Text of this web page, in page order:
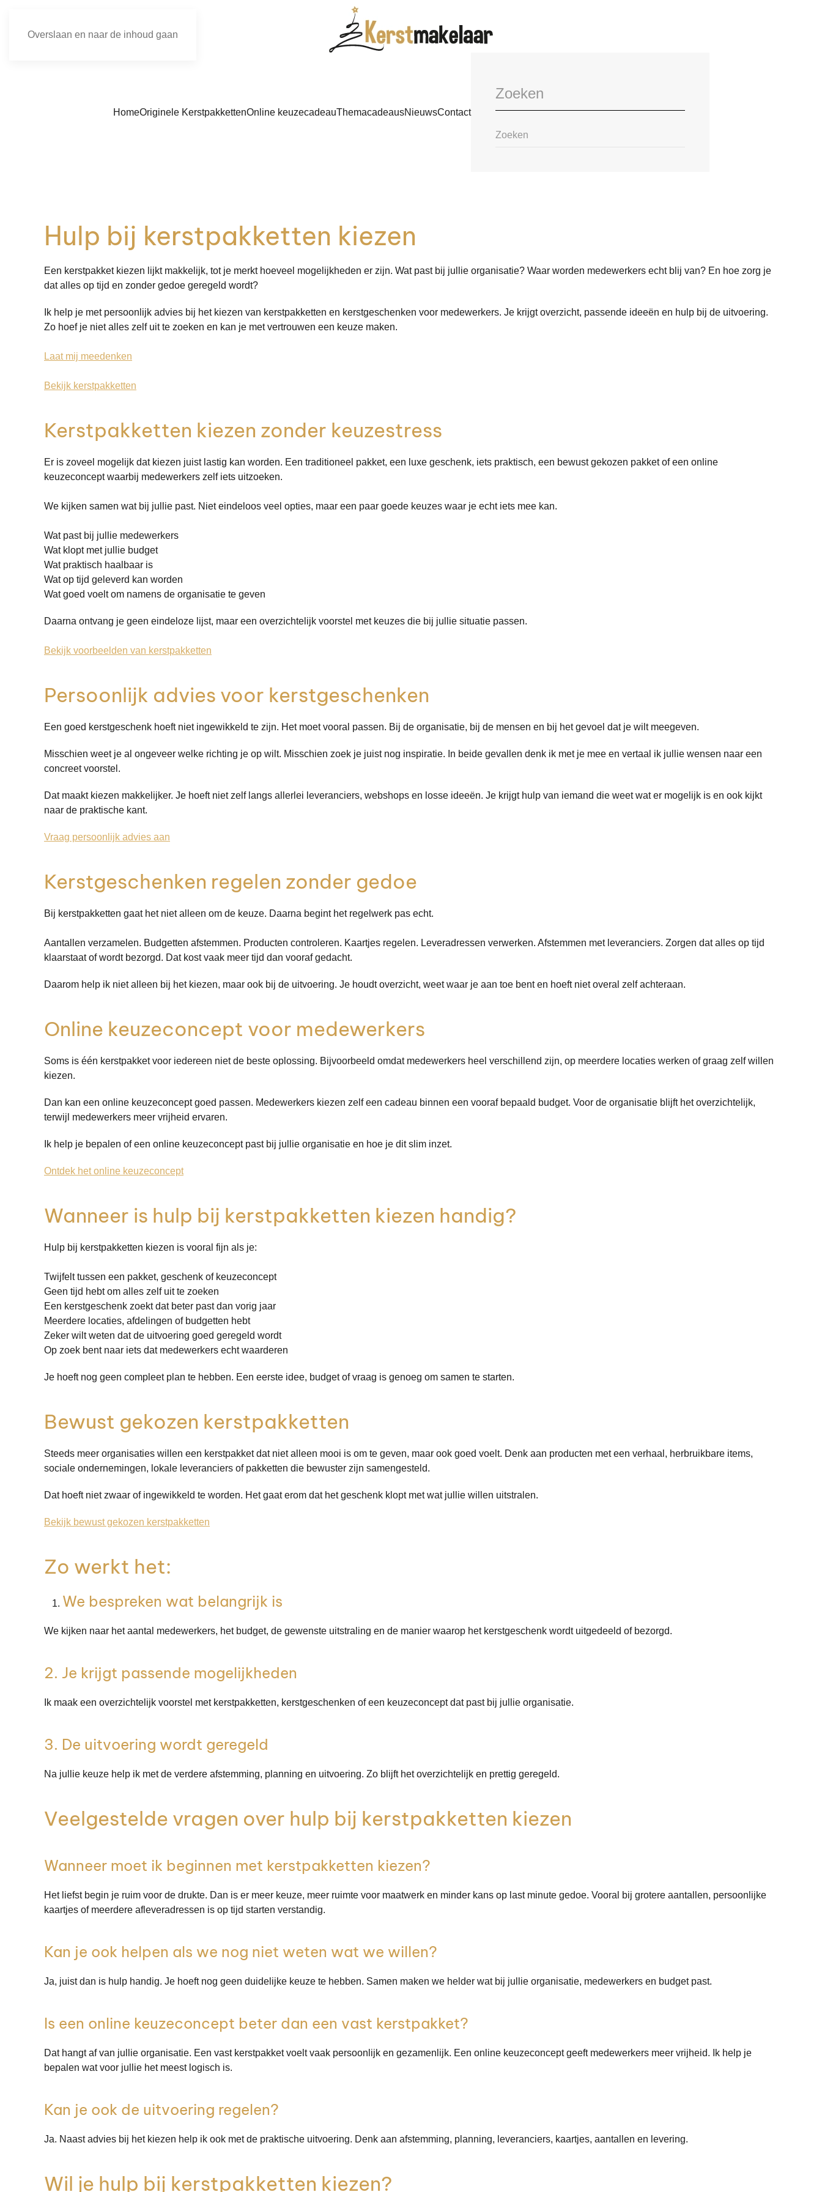
Overslaan en naar de inhoud gaan
HomeOriginele KerstpakkettenOnline keuzecadeauThemacadeausNieuwsContact
Hulp bij kerstpakketten kiezen
Een kerstpakket kiezen lijkt makkelijk, tot je merkt hoeveel mogelijkheden er zijn. Wat past bij jullie organisatie? Waar worden medewerkers echt blij van? En hoe zorg je
dat alles op tijd en zonder gedoe geregeld wordt?
Ik help je met persoonlijk advies bij het kiezen van kerstpakketten en kerstgeschenken voor medewerkers. Je krijgt overzicht, passende ideeën en hulp bij de uitvoering.
Zo hoef je niet alles zelf uit te zoeken en kan je met vertrouwen een keuze maken.
Laat mij meedenken
Bekijk kerstpakketten
Kerstpakketten kiezen zonder keuzestress
Er is zoveel mogelijk dat kiezen juist lastig kan worden. Een traditioneel pakket, een luxe geschenk, iets praktisch, een bewust gekozen pakket of een online
keuzeconcept waarbij medewerkers zelf iets uitzoeken.
We kijken samen wat bij jullie past. Niet eindeloos veel opties, maar een paar goede keuzes waar je echt iets mee kan.
Wat past bij jullie medewerkers
Wat klopt met jullie budget
Wat praktisch haalbaar is
Wat op tijd geleverd kan worden
Wat goed voelt om namens de organisatie te geven
Daarna ontvang je geen eindeloze lijst, maar een overzichtelijk voorstel met keuzes die bij jullie situatie passen.
Bekijk voorbeelden van kerstpakketten
Persoonlijk advies voor kerstgeschenken
Een goed kerstgeschenk hoeft niet ingewikkeld te zijn. Het moet vooral passen. Bij de organisatie, bij de mensen en bij het gevoel dat je wilt meegeven.
Misschien weet je al ongeveer welke richting je op wilt. Misschien zoek je juist nog inspiratie. In beide gevallen denk ik met je mee en vertaal ik jullie wensen naar een
concreet voorstel.
Dat maakt kiezen makkelijker. Je hoeft niet zelf langs allerlei leveranciers, webshops en losse ideeën. Je krijgt hulp van iemand die weet wat er mogelijk is en ook kijkt
naar de praktische kant.
Vraag persoonlijk advies aan
Kerstgeschenken regelen zonder gedoe
Bij kerstpakketten gaat het niet alleen om de keuze. Daarna begint het regelwerk pas echt.
Aantallen verzamelen. Budgetten afstemmen. Producten controleren. Kaartjes regelen. Leveradressen verwerken. Afstemmen met leveranciers. Zorgen dat alles op tijd
klaarstaat of wordt bezorgd. Dat kost vaak meer tijd dan vooraf gedacht.
Daarom help ik niet alleen bij het kiezen, maar ook bij de uitvoering. Je houdt overzicht, weet waar je aan toe bent en hoeft niet overal zelf achteraan.
Online keuzeconcept voor medewerkers
Soms is één kerstpakket voor iedereen niet de beste oplossing. Bijvoorbeeld omdat medewerkers heel verschillend zijn, op meerdere locaties werken of graag zelf willen
kiezen.
Dan kan een online keuzeconcept goed passen. Medewerkers kiezen zelf een cadeau binnen een vooraf bepaald budget. Voor de organisatie blijft het overzichtelijk,
terwijl medewerkers meer vrijheid ervaren.
Ik help je bepalen of een online keuzeconcept past bij jullie organisatie en hoe je dit slim inzet.
Ontdek het online keuzeconcept
Wanneer is hulp bij kerstpakketten kiezen handig?
Hulp bij kerstpakketten kiezen is vooral fijn als je:
Twijfelt tussen een pakket, geschenk of keuzeconcept
Geen tijd hebt om alles zelf uit te zoeken
Een kerstgeschenk zoekt dat beter past dan vorig jaar
Meerdere locaties, afdelingen of budgetten hebt
Zeker wilt weten dat de uitvoering goed geregeld wordt
Op zoek bent naar iets dat medewerkers echt waarderen
Je hoeft nog geen compleet plan te hebben. Een eerste idee, budget of vraag is genoeg om samen te starten.
Bewust gekozen kerstpakketten
Steeds meer organisaties willen een kerstpakket dat niet alleen mooi is om te geven, maar ook goed voelt. Denk aan producten met een verhaal, herbruikbare items,
sociale ondernemingen, lokale leveranciers of pakketten die bewuster zijn samengesteld.
Dat hoeft niet zwaar of ingewikkeld te worden. Het gaat erom dat het geschenk klopt met wat jullie willen uitstralen.
Bekijk bewust gekozen kerstpakketten
Zo werkt het:
We bespreken wat belangrijk is
We kijken naar het aantal medewerkers, het budget, de gewenste uitstraling en de manier waarop het kerstgeschenk wordt uitgedeeld of bezorgd.
2. Je krijgt passende mogelijkheden
Ik maak een overzichtelijk voorstel met kerstpakketten, kerstgeschenken of een keuzeconcept dat past bij jullie organisatie.
3. De uitvoering wordt geregeld
Na jullie keuze help ik met de verdere afstemming, planning en uitvoering. Zo blijft het overzichtelijk en prettig geregeld.
Veelgestelde vragen over hulp bij kerstpakketten kiezen
Wanneer moet ik beginnen met kerstpakketten kiezen?
Het liefst begin je ruim voor de drukte. Dan is er meer keuze, meer ruimte voor maatwerk en minder kans op last minute gedoe. Vooral bij grotere aantallen, persoonlijke
kaartjes of meerdere afleveradressen is op tijd starten verstandig.
Kan je ook helpen als we nog niet weten wat we willen?
Ja, juist dan is hulp handig. Je hoeft nog geen duidelijke keuze te hebben. Samen maken we helder wat bij jullie organisatie, medewerkers en budget past.
Is een online keuzeconcept beter dan een vast kerstpakket?
Dat hangt af van jullie organisatie. Een vast kerstpakket voelt vaak persoonlijk en gezamenlijk. Een online keuzeconcept geeft medewerkers meer vrijheid. Ik help je
bepalen wat voor jullie het meest logisch is.
Kan je ook de uitvoering regelen?
Ja. Naast advies bij het kiezen help ik ook met de praktische uitvoering. Denk aan afstemming, planning, leveranciers, kaartjes, aantallen en levering.
Wil je hulp bij kerstpakketten kiezen?